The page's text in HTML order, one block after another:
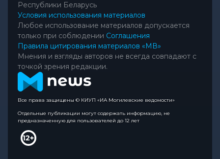
Республики Беларусь
Условия использования материалов
Любое использование материалов допускается
только при соблюдении Соглашения
Правила цитирования материалов «МВ»
Мнения и взгляды авторов не всегда совпадают с
точкой зрения редакции.
Все права защищены © КИУП «ИА Могилевские ведомости»
Отдельные публикации могут содержать информацию, не
предназначенную для пользователей до 12 лет